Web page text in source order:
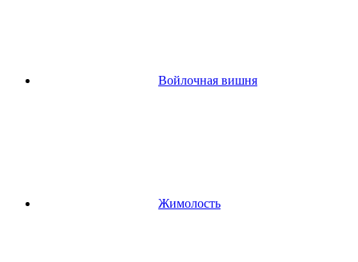
Войлочная вишня
Жимолость